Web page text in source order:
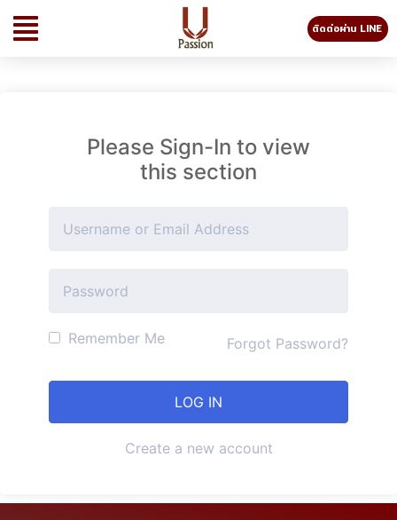
ติดต่อผ่าน LINE
Please Sign-In to view
this section
Remember Me Forgot Password?
Create a new account